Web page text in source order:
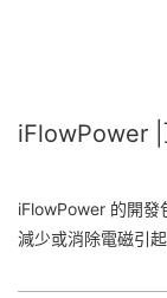
iFlowPower |
iFlowPower 的開發
減少或消除電磁引